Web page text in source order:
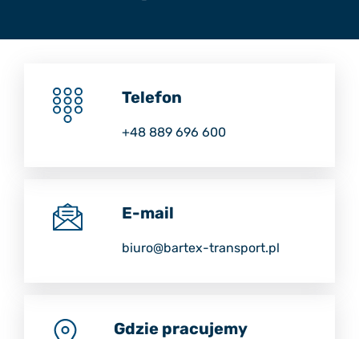
Telefon
+48 889 696 600
E-mail
biuro@bartex-transport.pl
Gdzie pracujemy